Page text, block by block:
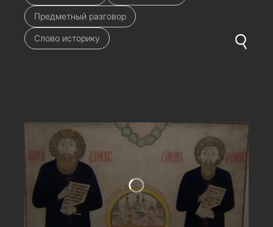
Предметный разговор
Слово историку